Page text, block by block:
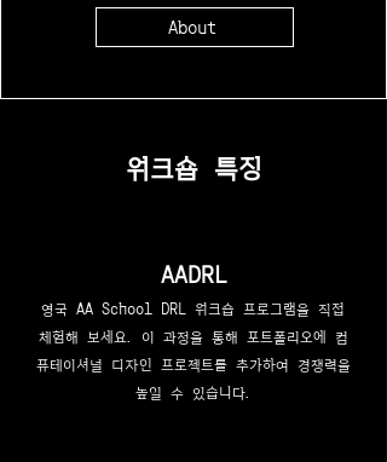
About
워크숍 특징
AADRL
영국 AA School DRL 워크숍 프로그램을 직접
체험해 보세요. 이 과정을 통해 포트폴리오에 컴
퓨테이셔널 디자인 프로젝트를 추가하여 경쟁력을
높일 수 있습니다.